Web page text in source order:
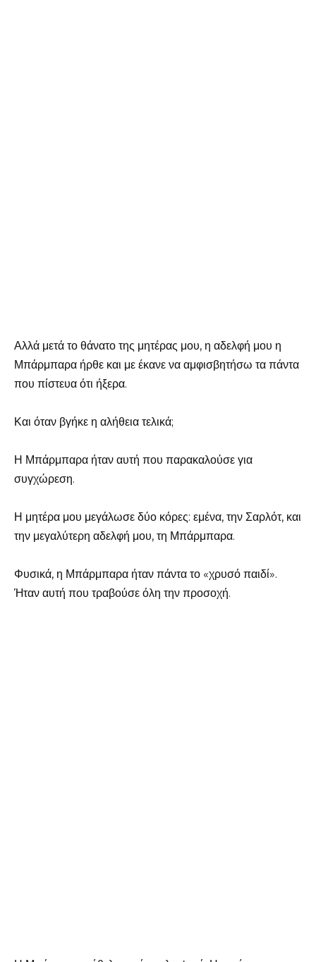
Αλλά μετά το θάνατο της μητέρας μου, η αδελφή μου η
Μπάρμπαρα ήρθε και με έκανε να αμφισβητήσω τα πάντα
που πίστευα ότι ήξερα.
Και όταν βγήκε η αλήθεια τελικά;
Η Μπάρμπαρα ήταν αυτή που παρακαλούσε για
συγχώρεση.
Η μητέρα μου μεγάλωσε δύο κόρες: εμένα, την Σαρλότ, και
την μεγαλύτερη αδελφή μου, τη Μπάρμπαρα.
Φυσικά, η Μπάρμπαρα ήταν πάντα το «χρυσό παιδί».
Ήταν αυτή που τραβούσε όλη την προσοχή.